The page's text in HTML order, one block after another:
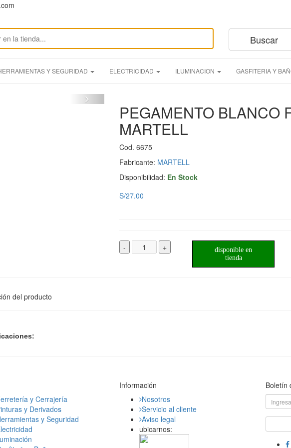
Y SEGURIDAD ELECTRICIDAD ILUMINACION GASFITERIA Y
PEGAMENTO BLANCO
MARTELL
Cod. 6675
Fabricante: MARTELL
Disponibilidad: En Stock
S/27.00
- +
disponible en
tienda
del producto
y Cerrajería
y Derivados
y Seguridad
Información
Nosotros
Servicio al cliente
Aviso legal
ubicarnos:
Boletín